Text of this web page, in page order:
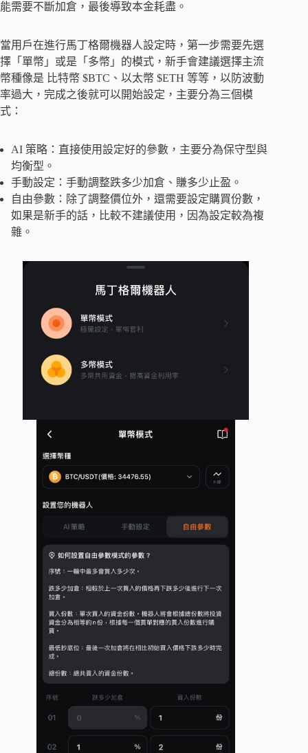
能需要不斷加倉，最後導致本金耗盡。
當用戶在進行馬丁格爾機器人設定時，第一步需要先選
擇「單幣」或是「多幣」的模式，新手會建議選擇主流
幣種像是 比特幣 $BTC、以太幣 $ETH 等等，以防波動
率過大，完成之後就可以開始設定，主要分為三個模
式：
AI 策略：直接使用設定好的參數，主要分為保守型與
均衡型。
手動設定：手動調整跌多少加倉、賺多少止盈。
自由參數：除了調整價位外，還需要設定購買份數，
如果是新手的話，比較不建議使用，因為設定較為複
雜。